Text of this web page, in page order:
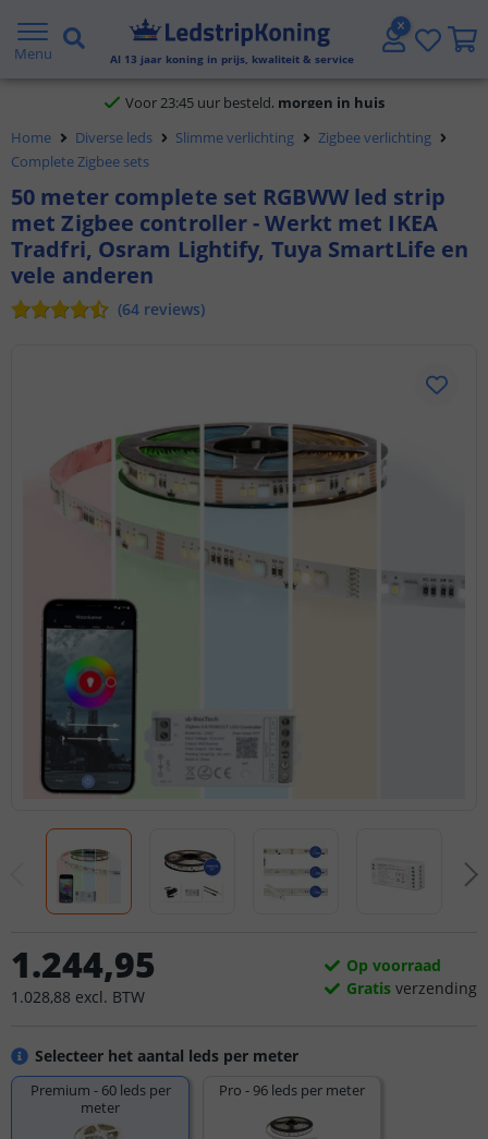
Menu Al 13 jaar koning in prijs, kwaliteit & service
Klantbeoordeling 9.1
Voor 23:45 uur besteld, morgen in huis
Home
Diverse leds Slimme verlichting
Zigbee verlichting
Complete Zigbee sets
50 meter complete set RGBWW led strip
met Zigbee controller - Werkt met IKEA
Tradfri, Osram Lightify, Tuya SmartLife en
vele anderen
(64 reviews)
Selecteer het aantal leds per meter
Premium - 60 leds per
meter
Pro - 96 leds per meter
1.244,95
1.028,88 excl. BTW
Op voorraad
Gratis verzending